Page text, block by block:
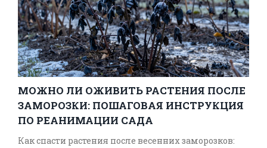
МОЖНО ЛИ ОЖИВИТЬ РАСТЕНИЯ ПОСЛЕ
ЗАМОРОЗКИ: ПОШАГОВАЯ ИНСТРУКЦИЯ
ПО РЕАНИМАЦИИ САДА
Как спасти растения после весенних заморозков: